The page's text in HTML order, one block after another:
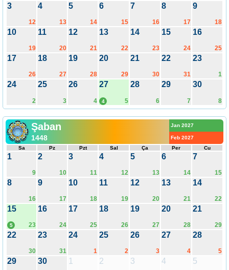
3
12
4
13
5
14
6
15
7
16
8
17
9
18
10
19
11
20
12
21
13
22
14
23
15
24
16
25
17
26
18
27
19
28
20
29
21
30
22
31
23
1
24
2
25
3
26
4
27
5
4
28
6
29
7
30
8
Şaban
1448
Jan 2027
Feb 2027
Sa
Pz Pzt Sal Ça Per Cu
1
9
2
10
3
11
4
12
5
13
6
14
7
15
8
16
9
17
10
18
11
19
12
20
13
21
14
22
15
23
5
16
24
17
25
18
26
19
27
20
28
21
29
22
30
23
31
24
1
25
2
26
3
27
4
28
5
29 30 1 2 3 4 5